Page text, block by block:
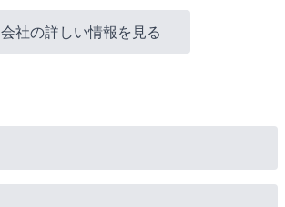
会社の詳しい情報を見る